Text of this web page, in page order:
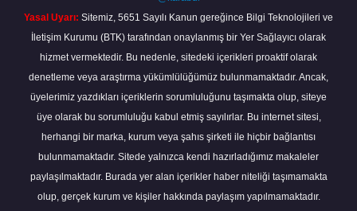
Yasal Uyarı: Sitemiz, 5651 Sayılı Kanun gereğince Bilgi Teknolojileri ve
İletişim Kurumu (BTK) tarafından onaylanmış bir Yer Sağlayıcı olarak
hizmet vermektedir. Bu nedenle, sitedeki içerikleri proaktif olarak
denetleme veya araştırma yükümlülüğümüz bulunmamaktadır. Ancak,
üyelerimiz yazdıkları içeriklerin sorumluluğunu taşımakta olup, siteye
üye olarak bu sorumluluğu kabul etmiş sayılırlar. Bu internet sitesi,
herhangi bir marka, kurum veya şahıs şirketi ile hiçbir bağlantısı
bulunmamaktadır. Sitede yalnızca kendi hazırladığımız makaleler
paylaşılmaktadır. Burada yer alan içerikler haber niteliği taşımamakta
olup, gerçek kurum ve kişiler hakkında paylaşım yapılmamaktadır.